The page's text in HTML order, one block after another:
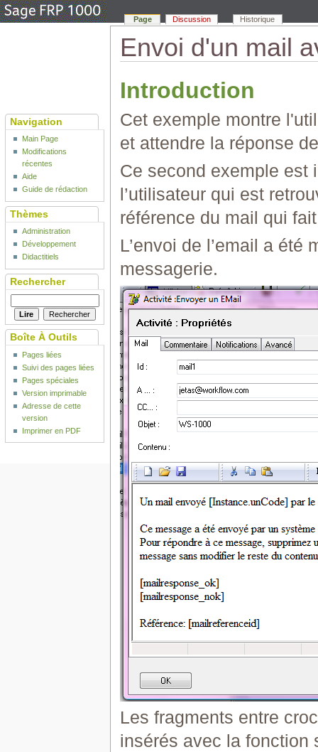
Envoi d'un mail
Introduction
Cet exemple montre
et attendre la réponse
Ce second exemple est
l’utilisateur qui est
référence du mail qui
L’envoi de l’email a
messagerie.
Les fragments entre
insérés avec la fonction
Page Discussion Historique
Navigation
Main Page
Modifications
récentes
Aide
Guide de rédaction
Thèmes
Administration
Développement
Didactitiels
Rechercher
Boîte À Outils
Pages liées
Suivi des pages liées
Pages spéciales
Version imprimable
Adresse de cette
version
Imprimer en PDF